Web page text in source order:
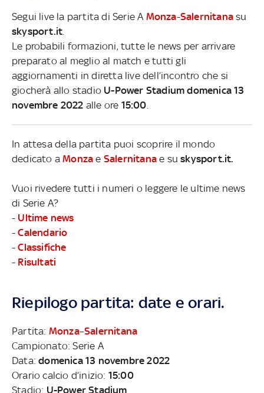
Segui live la partita di Serie A Monza-Salernitana su
skysport.it
Le probabili formazioni, tutte le news per arrivare
preparato al meglio al match e tutti gli
aggiornamenti in diretta live dell’incontro che si
giocherà allo stadio U-Power Stadium domenica 13
novembre 2022 alle ore 15:00
In attesa della partita puoi scoprire il mondo
dedicato aMonza e Salernitana e suskysport.it.
Vuoi rivedere tutti i numeri o leggere le ultime news
di Serie A?
- Ultime news
-Calendario
-Classifiche
- Risultati
Riepilogo partita: date e orari.
Partita: Monza–Salernitana
Campionato: Serie A
Data:domenica 13 novembre 2022
Orario calcio d’inizio: 15:00
Stadio: U-Power Stadium